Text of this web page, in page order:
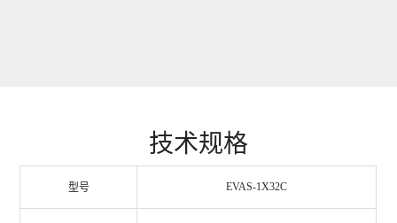
技术规格
型号 EVAS-1X32C